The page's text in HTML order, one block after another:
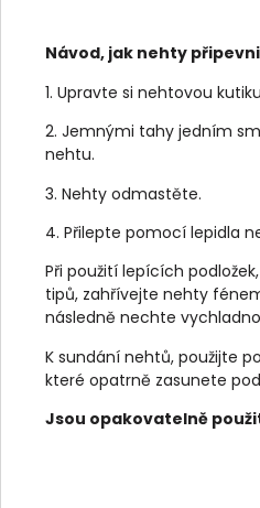
Návod, jak nehty
1. Upravte si nehtovou
2. Jemnými tahy jedním
nehtu.
3. Nehty odmastěte.
4. Přilepte pomocí lepidla
Při použití lepících
tipů, zahřívejte nehty
následně nechte
K sundání nehtů, použijte
které opatrně zasunete
Jsou opakovatelně